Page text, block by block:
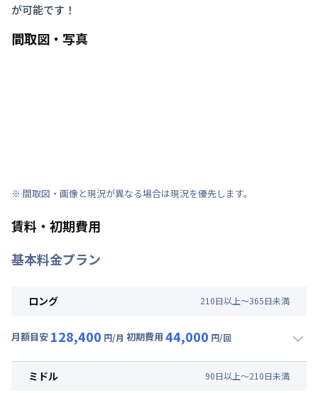
が可能です！
間取図・写真
※ 間取図・画像と現況が異なる場合は現況を優先します。
賃料・初期費用
基本料金プラン
ロング 210日以上～365日未満
月額目安 128,400 円/月 初期費用 44,000 円/回
月額賃料目安(30日利用)
ミドル 90日以上～210日未満